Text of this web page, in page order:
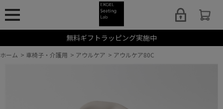
無料ギフトラッピング実施中
ホーム > 車椅子・介護用 > アウルケア > アウルケア80C